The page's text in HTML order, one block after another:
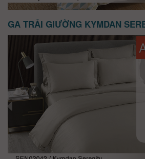
GA TRẢI GIƯỜNG KYMDAN